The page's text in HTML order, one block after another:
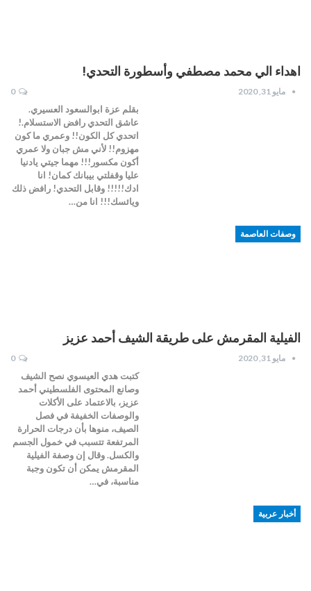
اهداء الي محمد مصطفي وأسطورة التحدي!
مايو 31, 2020 0
بقلم عزة ابوالسعود العسيري.
عاشق التحدي رافض الاستسلام.!
اتحدي كل الكون!! وعمري ما كون
مهزوم!! لأني مش جبان ولا عمري
أكون مكسور!!! مهما جيتي يادنيا
عليا وقفلتي بيبانك كمان! انا
ادك!!!!! وقابل التحدي! رافض ذلك
ويائسك!!! انا من…
وصفات العاصمة
الفيلية المقرمش على طريقة الشيف أحمد عزيز
مايو 31, 2020 0
كتبت هدي العيسوي نصح الشيف
وصانع المحتوى الفلسطيني أحمد
عزيز، بالاعتماد على الأكلات
والوصفات الخفيفة في فصل
الصيف، منوها بأن درجات الحرارة
المرتفعة تتسبب في خمول الجسم
والكسل. وقال إن وصفة الفيلية
المقرمش يمكن أن تكون وجبة
مناسبة، في…
أخبار عربية